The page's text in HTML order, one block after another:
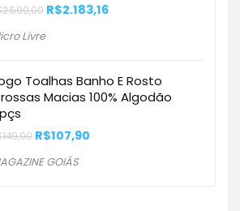
2.599,00 O
original
R$2.183,16O
Livre
Toalhas Banho E Rosto
Macias 100% Algodão
149,90 O
original
R$107,90
GOIÁS